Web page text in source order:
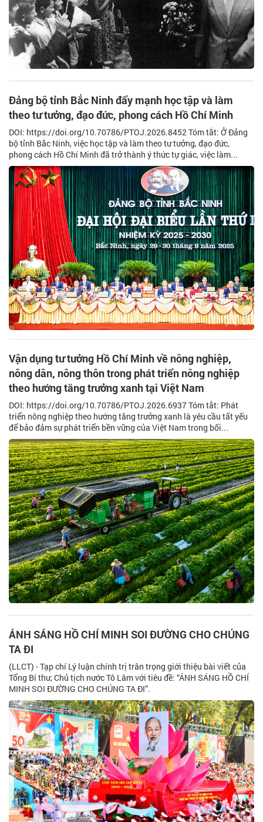
Đảng bộ tỉnh Bắc Ninh đẩy mạnh học tập và làm
theo tư tưởng, đạo đức, phong cách Hồ Chí Minh
DOI: https://doi.org/10.70786/PTOJ.2026.8452 Tóm tắt: Ở Đảng
bộ tỉnh Bắc Ninh, việc học tập và làm theo tư tưởng, đạo đức,
phong cách Hồ Chí Minh đã trở thành ý thức tự giác, việc làm...
Vận dụng tư tưởng Hồ Chí Minh về nông nghiệp,
nông dân, nông thôn trong phát triển nông nghiệp
theo hướng tăng trưởng xanh tại Việt Nam
DOI: https://doi.org/10.70786/PTOJ.2026.6937 Tóm tắt: Phát
triển nông nghiệp theo hướng tăng trưởng xanh là yêu cầu tất yếu
để bảo đảm sự phát triển bền vững của Việt Nam trong bối...
ÁNH SÁNG HỒ CHÍ MINH SOI ĐƯỜNG CHO CHÚNG
TA ĐI
(LLCT) - Tạp chí Lý luận chính trị trân trọng giới thiệu bài viết của
Tổng Bí thư, Chủ tịch nước Tô Lâm với tiêu đề: “ÁNH SÁNG HỒ CHÍ
MINH SOI ĐƯỜNG CHO CHÚNG TA ĐI”.